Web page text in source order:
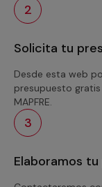
2
Solicita tu
Desde esta web
presupuesto
MAPFRE.
3
Elaboramos